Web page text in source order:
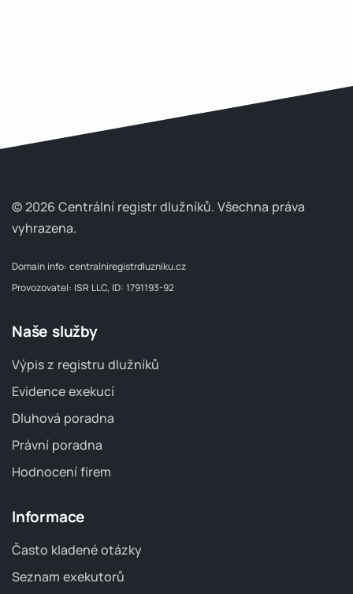
© 2026 Centrální registr dlužníků. Všechna práva
vyhrazena.
Domain info: centralniregistrdluzniku.cz
Provozovatel: ISR LLC, ID: 1791193-92
Naše služby
Výpis z registru dlužníků
Evidence exekucí
Dluhová poradna
Právní poradna
Hodnocení firem
Informace
Často kladené otázky
Seznam exekutorů